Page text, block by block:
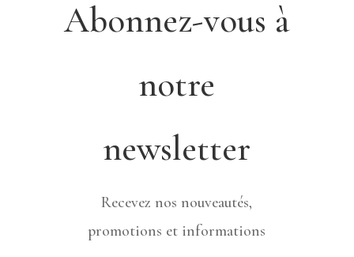
Abonnez-vous à
notre
newsletter
Recevez nos nouveautés,
promotions et informations